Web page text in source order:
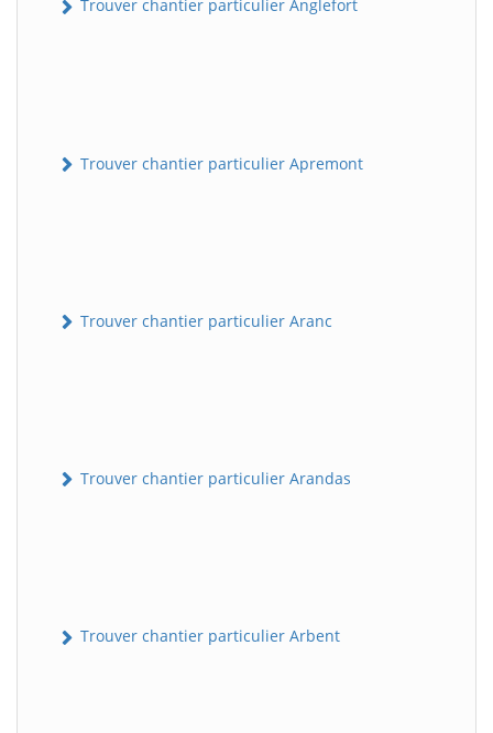
Trouver chantier particulier Anglefort
Trouver chantier particulier Apremont
Trouver chantier particulier Aranc
Trouver chantier particulier Arandas
Trouver chantier particulier Arbent